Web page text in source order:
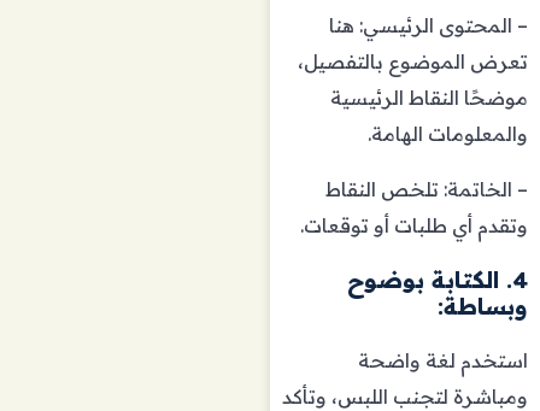
– المحتوى الرئيسي: هنا
تعرض الموضوع بالتفصيل،
موضحًا النقاط الرئيسية
والمعلومات الهامة.
– الخاتمة: تلخص النقاط
وتقدم أي طلبات أو توقعات.
4. الكتابة بوضوح
وبساطة:
استخدم لغة واضحة
ومباشرة لتجنب اللبس، وتأكد